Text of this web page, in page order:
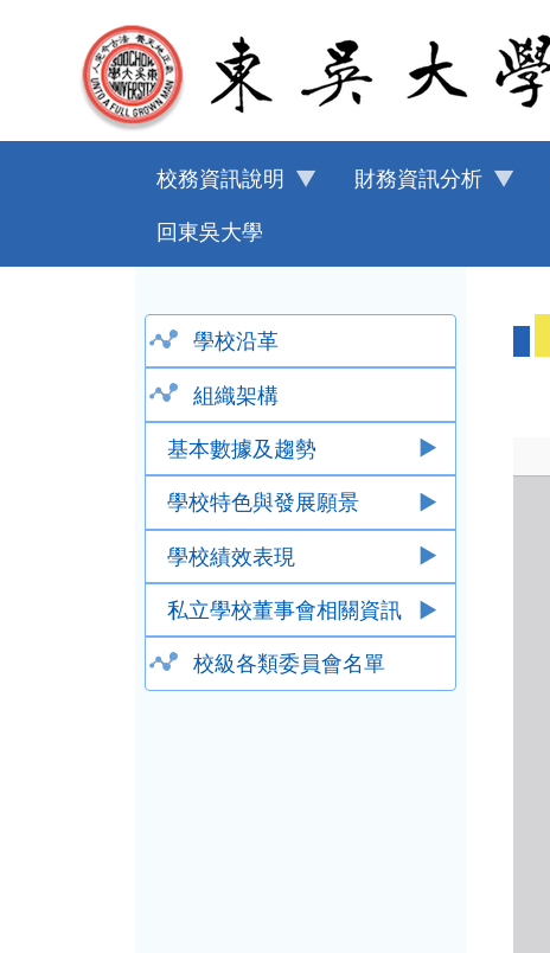
校務資訊說明 財務資訊分析
回東吳大學
學校沿革
組織架構
基本數據及趨勢
學校特色與發展願景
學校績效表現
私立學校董事會相關資訊
校級各類委員會名單